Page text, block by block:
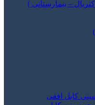
– بیمارستانی )